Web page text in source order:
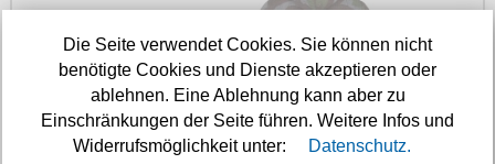
Die Seite verwendet Cookies. Sie können nicht
benötigte Cookies und Dienste akzeptieren oder
ablehnen. Eine Ablehnung kann aber zu
Einschränkungen der Seite führen. Weitere Infos und
Widerrufsmöglichkeit unter:
Datenschutz.